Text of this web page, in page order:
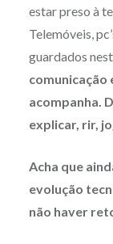
estar preso à
Telemóveis,
guardados
comunicação
acompanha.
explicar, rir,
Acha que
evolução
não haver